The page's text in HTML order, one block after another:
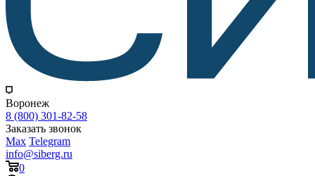
Воронеж
8 (800) 301-82-58
Заказать звонок
Max Telegram
info@siberg.ru
0